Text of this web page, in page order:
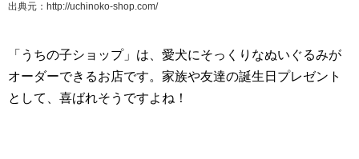
出典元：http://uchinoko-shop.com/
「うちの子ショップ」は、愛犬にそっくりなぬいぐるみが
オーダーできるお店です。家族や友達の誕生日プレゼント
として、喜ばれそうですよね！